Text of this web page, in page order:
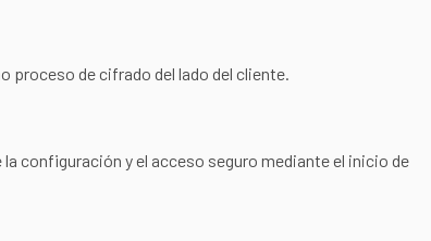
proceso de cifrado del lado del cliente.
configuración y el acceso seguro mediante el inicio de